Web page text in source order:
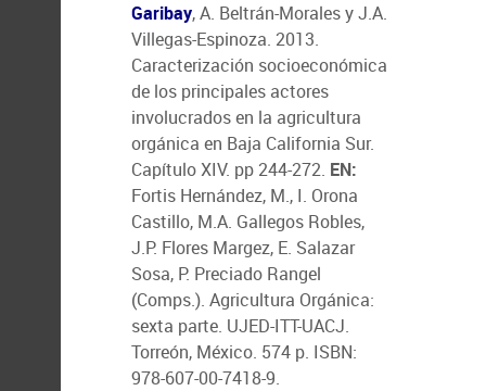
Garibay, A. Beltrán-Morales y J.A.
Villegas-Espinoza. 2013.
Caracterización socioeconómica
de los principales actores
involucrados en la agricultura
orgánica en Baja California Sur.
Capítulo XIV. pp 244-272. EN:
Fortis Hernández, M., I. Orona
Castillo, M.A. Gallegos Robles,
J.P. Flores Margez, E. Salazar
Sosa, P. Preciado Rangel
(Comps.). Agricultura Orgánica:
sexta parte. UJED-ITT-UACJ.
Torreón, México. 574 p. ISBN:
978-607-00-7418-9.